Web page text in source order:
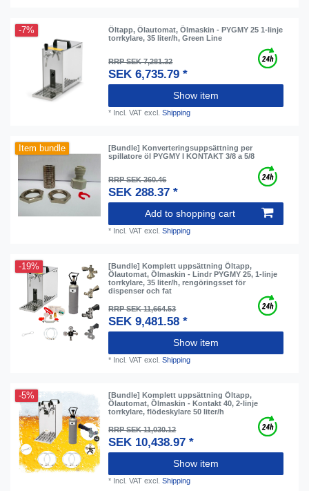
-7%
Öltapp, Ölautomat, Ölmaskin - PYGMY 25 1-linje
torrkylare, 35 liter/h, Green Line
RRP SEK 7,281.32
SEK 6,735.79 *
Show item
* Incl. VAT excl.Shipping
Item bundle
[Bundle] Konverteringsuppsättning per
spillatore öl PYGMY I KONTAKT 3/8 a 5/8
RRP SEK 360.46
SEK 288.37 *
Add to shopping cart
* Incl. VAT excl.Shipping
-19%
[Bundle] Komplett uppsättning Öltapp,
Ölautomat, Ölmaskin - Lindr PYGMY 25, 1-linje
torrkylare, 35 liter/h, rengöringsset för
dispenser och fat
RRP SEK 11,664.53
SEK 9,481.58 *
Show item
* Incl. VAT excl.Shipping
-5%
[Bundle] Komplett uppsättning Öltapp,
Ölautomat, Ölmaskin - Kontakt 40, 2-linje
torrkylare, flödeskylare 50 liter/h
RRP SEK 11,030.12
SEK 10,438.97 *
Show item
* Incl. VAT excl.Shipping